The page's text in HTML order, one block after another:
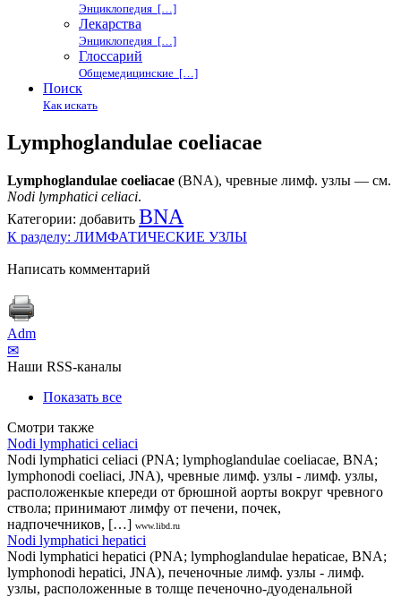
Энциклопедия […]
Лекарства
Энциклопедия […]
Глоссарий
Общемедицинские […]
Поиск
Как искать
Lymphoglandulae coeliacae
Lymphoglandulae coeliacae (BNA), чревные лимф. узлы — см.
Nodi lymphatici celiaci.
Категории: добавить BNA
К разделу: ЛИМФАТИЧЕСКИЕ УЗЛЫ
Написать комментарий
Adm
✉
Наши RSS-каналы
Показать все
Смотри также
Nodi lymphatici celiaci
Nodi lymphatici celiaci (PNA; lymphoglandulae coeliacae, BNA;
lymphonodi coeliaci, JNA), чревные лимф. узлы - лимф. узлы,
расположенкые кпереди от брюшной аорты вокруг чревного
ствола; принимают лимфу от печени, почек,
надпочечников, […] www.libd.ru
Nodi lymphatici hepatici
Nodi lymphatici hepatici (PNA; lymphoglandulae hepaticae, BNA;
lymphonodi hepatici, JNA), печеночные лимф. узлы - лимф.
узлы, расположенные в толще печеночно-дуоденальной